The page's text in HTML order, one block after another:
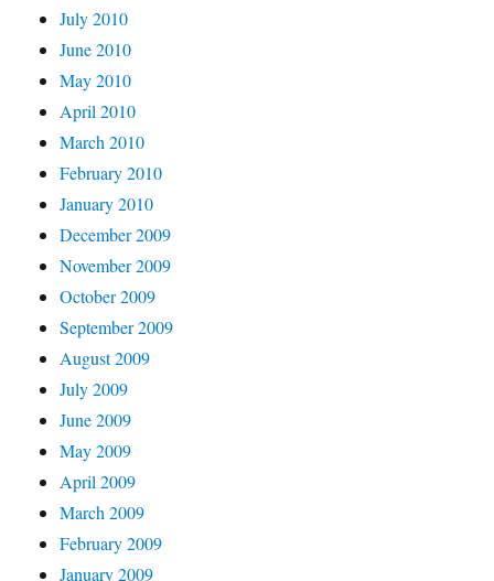
July 2010
June 2010
May 2010
April 2010
March 2010
February 2010
January 2010
December 2009
November 2009
October 2009
September 2009
August 2009
July 2009
June 2009
May 2009
April 2009
March 2009
February 2009
January 2009